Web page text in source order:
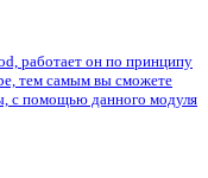
работает он по принципу
тем самым вы сможете
с помощью данного модуля